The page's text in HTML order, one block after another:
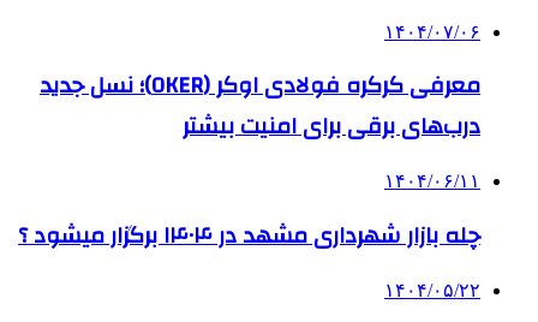
۱۴۰۴/۰۷/۰۶
معرفی کرکره فولادی اوکر (OKER)؛ نسل جدید
درب‌های برقی برای امنیت بیشتر
۱۴۰۴/۰۶/۱۱
چله بازار شهرداری مشهد در ۱۴۰۴ برگزار میشود ؟
۱۴۰۴/۰۵/۲۲